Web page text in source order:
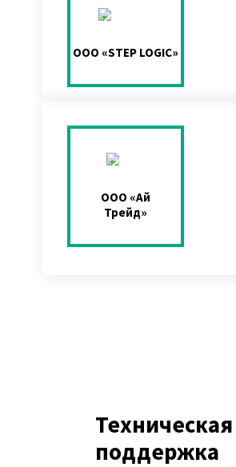
ООО «STEP LOGIC»
ООО «Ай
Трейд»
Техническая
поддержка